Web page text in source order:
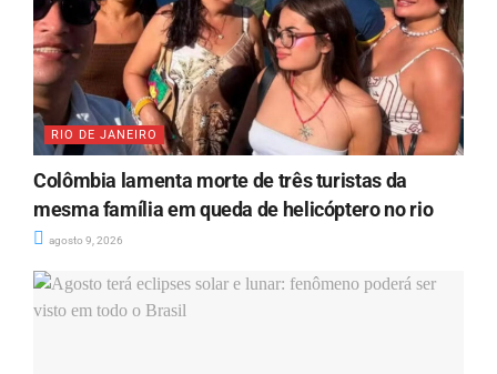
RIO DE JANEIRO
Colômbia lamenta morte de três turistas da
mesma família em queda de helicóptero no rio
agosto 9, 2026